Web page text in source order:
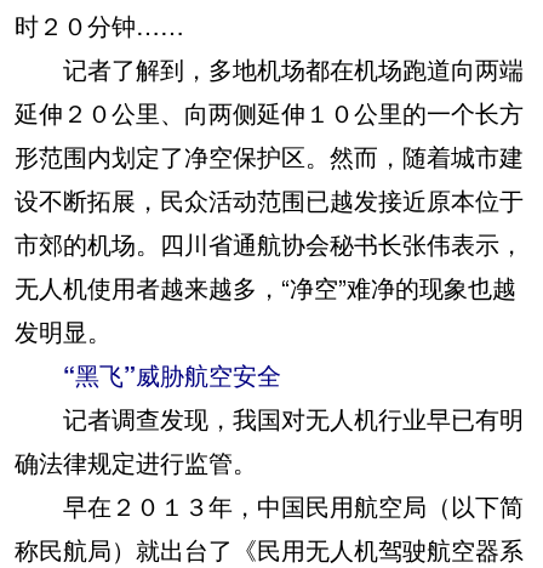
时２０分钟……
记者了解到，多地机场都在机场跑道向两端
延伸２０公里、向两侧延伸１０公里的一个长方
形范围内划定了净空保护区。然而，随着城市建
设不断拓展，民众活动范围已越发接近原本位于
市郊的机场。四川省通航协会秘书长张伟表示，
无人机使用者越来越多，“净空”难净的现象也越
发明显。
“黑飞”威胁航空安全
记者调查发现，我国对无人机行业早已有明
确法律规定进行监管。
早在２０１３年，中国民用航空局（以下简
称民航局）就出台了《民用无人机驾驶航空器系